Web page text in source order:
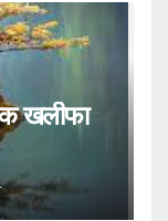
खलीफा